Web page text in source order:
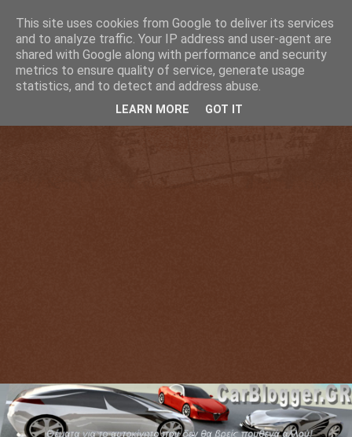
This site uses cookies from Google to deliver its services
and to analyze traffic. Your IP address and user-agent are
shared with Google along with performance and security
metrics to ensure quality of service, generate usage
statistics, and to detect and address abuse.
LEARN MORE GOT IT